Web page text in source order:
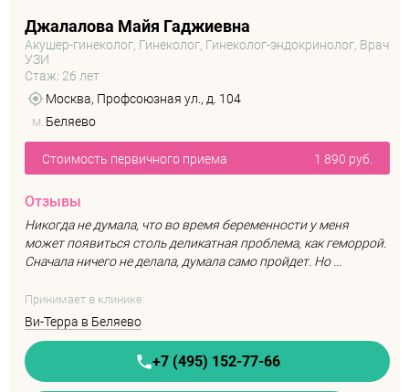
Джалалова Майя Гаджиевна
Акушер-гинеколог, Гинеколог, Гинеколог-эндокринолог, Врач
УЗИ
Стаж: 26 лет
Москва, Профсоюзная ул., д. 104
м. Беляево
Стоимость первичного приема 1 890 руб.
Отзывы
Никогда не думала, что во время беременности у меня
может появиться столь деликатная проблема, как геморрой.
Сначала ничего не делала, думала само пройдет. Но ...
Принимает в клинике:
Ви-Терра в Беляево
+7 (495) 152-77-66